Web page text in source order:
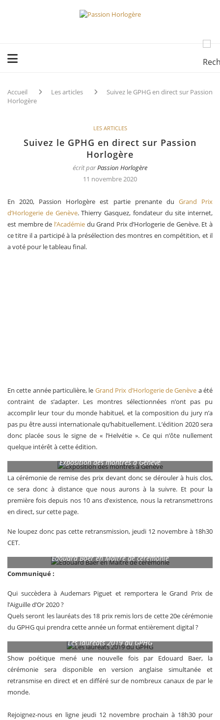
Accueil Les articles
Suivez le GPHG en direct sur Passion
Horlogère
LES ARTICLES
Suivez le GPHG en direct sur Passion
Horlogère
écrit parPassion Horlogère
11 novembre 2020
En 2020, Passion Horlogère est partie prenante du Grand Prix
d’Horlogerie de Genève. Thierry Gasquez, fondateur du site internet,
est membre de l’Académiedu Grand Prix d’Horlogerie de Genève. Et à
ce titre il a participé à la présélection des montres en compétition, et il
a voté pour le tableau final.
En cette année particulière, le Grand Prix d’Horlogerie de Genève a été
contraint de s’adapter. Les montres sélectionnées n’ont pas pu
accomplir leur tour du monde habituel, et la composition du jury n’a
pas pu être aussi internationale qu’habituellement. L’édition 2020 sera
donc placée sous le signe de « l’Helvétie ». Ce qui n’ôte nullement
quelque intérêt à cette édition.
Exposition des montres à Genève
La cérémonie de remise des prix devant donc se dérouler à huis clos,
ce sera donc à distance que nous aurons à la suivre. Et pour la
première fois depuis nos 10 ans d’existence, nous la retransmettrons
en direct, sur cette page.
Ne loupez donc pas cette retransmission, jeudi 12 novembre à 18h30
CET.
Edouard Baer en Maître de cérémonie
Communiqué :
Qui succèdera à Audemars Piguet et remportera le Grand Prix de
l’Aiguille d’Or 2020 ?
Quels seront les lauréats des 18 prix remis lors de cette 20e cérémonie
du GPHG qui prendra cette année un format entièrement digital ?
Les lauréats 2019 du GPHG
Show poétique mené une nouvelle fois par Edouard Baer, la
cérémonie sera disponible en version anglaise simultanée et
retransmise en direct et en différé sur de nombreux canaux de par le
monde.
Rejoignez-nous en ligne jeudi 12 novembre prochain à 18h30 pour